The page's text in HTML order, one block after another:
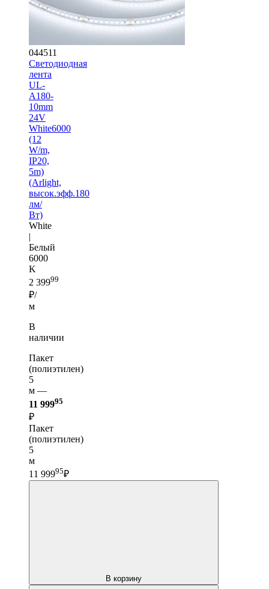
044511
Светодиодная
лента
UL-
A180-
10mm
24V
White6000
(12
W/m,
IP20,
5m)
(Arlight,
высок.эфф.180
лм/
Вт)
White
|
Белый
6000
K
2 39999
₽/
м
В
наличии
Пакет
(полиэтилен)
5
м —
11 99995
₽
Пакет
(полиэтилен)
5
м
11 99995₽
В корзину